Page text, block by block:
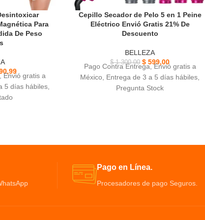
Para
De Peso
Envió gratis a
5 días hábiles,
de más
sanguínea
y almidón
Cepillo Secador de Pelo 5 en 1 Peine
Eléctrico Envió Gratis 21% De
Descuento
BELLEZA
$1.300,00 $ 599,00
Pago Contra Entrega, Envió gratis a
México, Entrega de 3 a 5 días hábiles,
Pregunta Stock
Combinando secado por soplado con
pinceles de peinado adaptarse a
diferentes longitudes
y revestimiento cerámico para evitar el
Pago en Línea.
Procesadores de pago Seguros.